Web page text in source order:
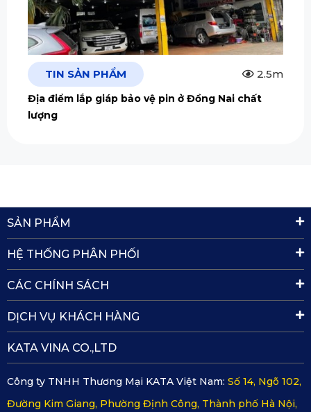
TIN SẢN PHẨM 2.5m
Địa điểm lắp giáp bảo vệ pin ở Đồng Nai chất
lượng
SẢN PHẨM
HỆ THỐNG PHÂN PHỐI
CÁC CHÍNH SÁCH
DỊCH VỤ KHÁCH HÀNG
KATA VINA CO.,LTD
Công ty TNHH Thương Mại KATA Việt Nam: Số 14, Ngõ 102,
Đường Kim Giang, Phường Định Công, Thành phố Hà Nội,